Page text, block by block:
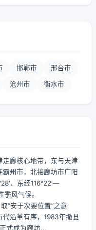
邯郸市 邢台市
沧州市 衡水市
廊核心地带，东与天津
州市，北接廊坊市广阳
、东经116°22′—
季风气候。
“安于次要位置”之意
代沿革有序，1983年撤县
式成为廊坊...